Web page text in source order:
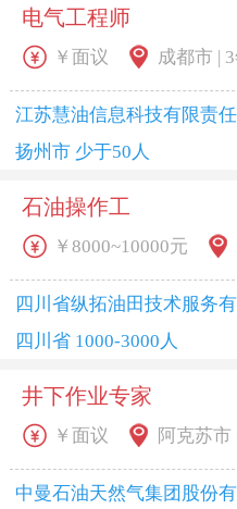
电气工程师
￥面议 成都市 |
江苏慧油信息科技有限责任
扬州市 少于50人
石油操作工
￥8000~10000元
四川省纵拓油田技术服务
四川省 1000-3000人
井下作业专家
￥面议 阿克苏市
中曼石油天然气集团股份